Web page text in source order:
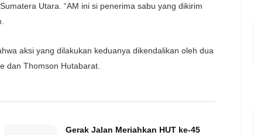
Utara. “AM ini si penerima sabu yang dikirim
aksi yang dilakukan keduanya dikendalikan oleh dua
dan Thomson Hutabarat.
Gerak Jalan Meriahkan HUT ke-45